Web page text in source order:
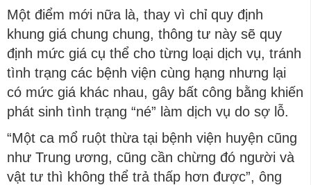
Một điểm mới nữa là, thay vì chỉ quy định
khung giá chung chung, thông tư này sẽ quy
định mức giá cụ thể cho từng loại dịch vụ, tránh
tình trạng các bệnh viện cùng hạng nhưng lại
có mức giá khác nhau, gây bất công bằng khiến
phát sinh tình trạng “né” làm dịch vụ do sợ lỗ.
“Một ca mổ ruột thừa tại bệnh viện huyện cũng
như Trung ương, cũng cần chừng đó người và
vật tư thì không thể trả thấp hơn được”, ông